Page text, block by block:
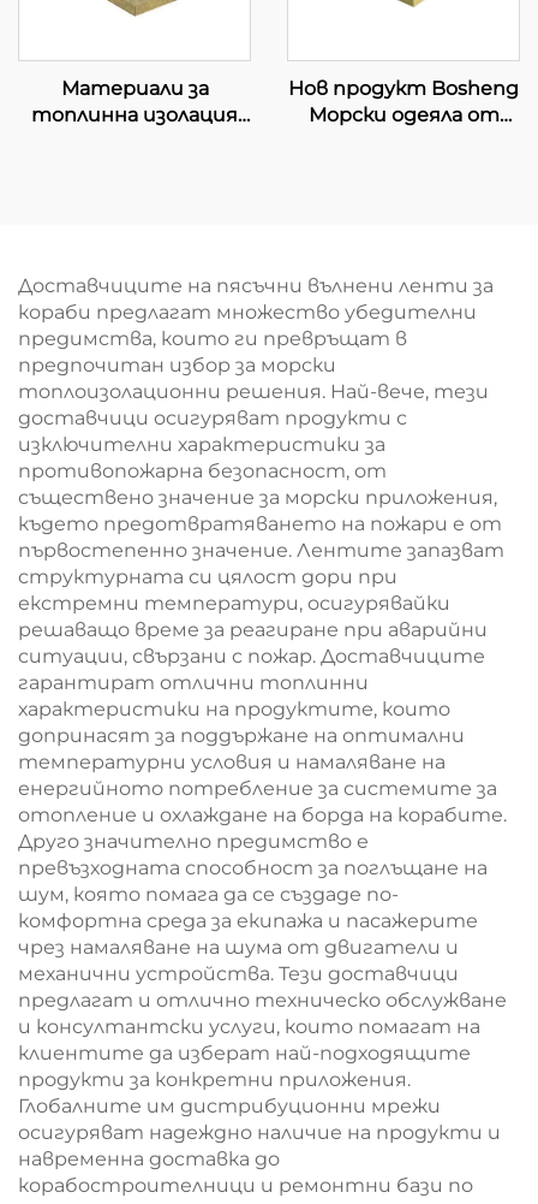
Материали за
топлинна изолация
Нов продукт Bosheng
Морски одеяла от
базалтова каменна
вата
Доставчиците на пясъчни вълнени ленти за
кораби предлагат множество убедителни
предимства, които ги превръщат в
предпочитан избор за морски
топлоизолационни решения. Най-вече, тези
доставчици осигуряват продукти с
изключителни характеристики за
противопожарна безопасност, от
съществено значение за морски приложения,
където предотвратяването на пожари е от
първостепенно значение. Лентите запазват
структурната си цялост дори при
екстремни температури, осигурявайки
решаващо време за реагиране при аварийни
ситуации, свързани с пожар. Доставчиците
гарантират отлични топлинни
характеристики на продуктите, които
допринасят за поддържане на оптимални
температурни условия и намаляване на
енергийното потребление за системите за
отопление и охлаждане на борда на корабите.
Друго значително предимство е
превъзходната способност за поглъщане на
шум, която помага да се създаде по-
комфортна среда за екипажа и пасажерите
чрез намаляване на шума от двигатели и
механични устройства. Тези доставчици
предлагат и отлично техническо обслужване
и консултантски услуги, които помагат на
клиентите да изберат най-подходящите
продукти за конкретни приложения.
Глобалните им дистрибуционни мрежи
осигуряват надеждно наличие на продукти и
навременна доставка до
корабостроителници и ремонтни бази по